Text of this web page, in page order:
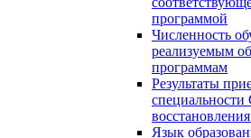
программой
Численность
реализуемым
программам
Результаты
Язык